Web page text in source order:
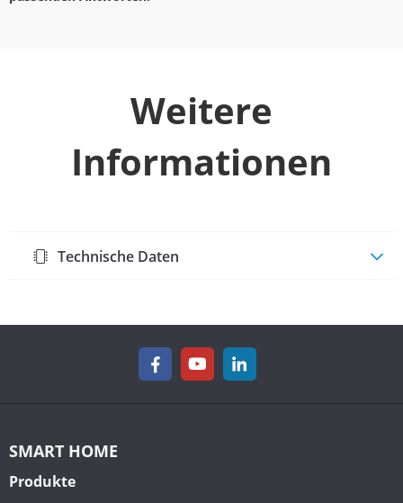
Weitere
Informationen
Technische Daten
SMART HOME
Produkte